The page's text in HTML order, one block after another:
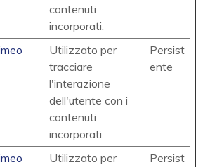
contenuti
incorporati.
Utilizzato per
tracciare
l'interazione
dell'utente con i
contenuti
incorporati.
Persist
ente
Utilizzato per
Persist